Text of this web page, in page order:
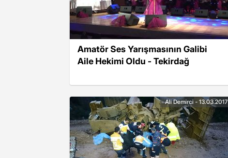
Amatör Ses Yarışmasının Galibi
Aile Hekimi Oldu - Tekirdağ
Ali Demirci - 13.03.2017